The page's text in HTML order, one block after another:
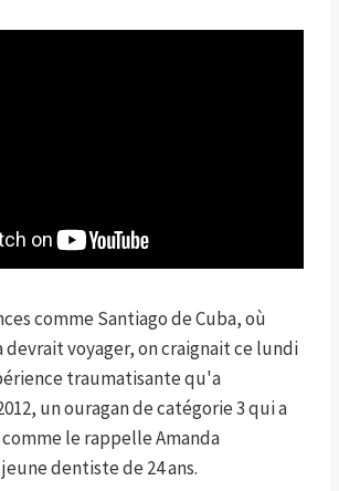
comme Santiago de Cuba, où
voyager, on craignait ce lundi
traumatisante qu'a
un ouragan de catégorie 3 qui a
le rappelle Amanda
dentiste de 24 ans.